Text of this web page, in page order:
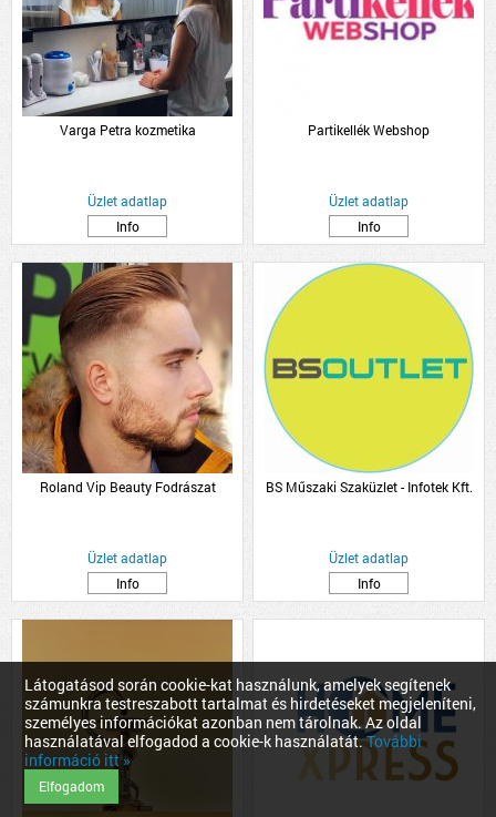
Látogatásod során cookie-kat használunk, amelyek segítenek
számunkra testreszabott tartalmat és hirdetéseket megjeleníteni,
személyes információkat azonban nem tárolnak. Az oldal
használatával elfogadod a cookie-k használatát.További
információ itt »
Elfogadom
Varga Petra kozmetika
Üzlet adatlap
Info
Partikellék Webshop
Üzlet adatlap
Info
Roland Vip Beauty Fodrászat
Üzlet adatlap
Info
BS Műszaki Szaküzlet - Infotek Kft.
Üzlet adatlap
Info